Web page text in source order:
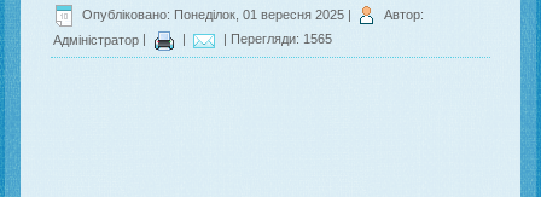
Опубліковано: Понеділок, 01 вересня 2025 |
Автор:
Адміністратор
| Перегляди: 1565